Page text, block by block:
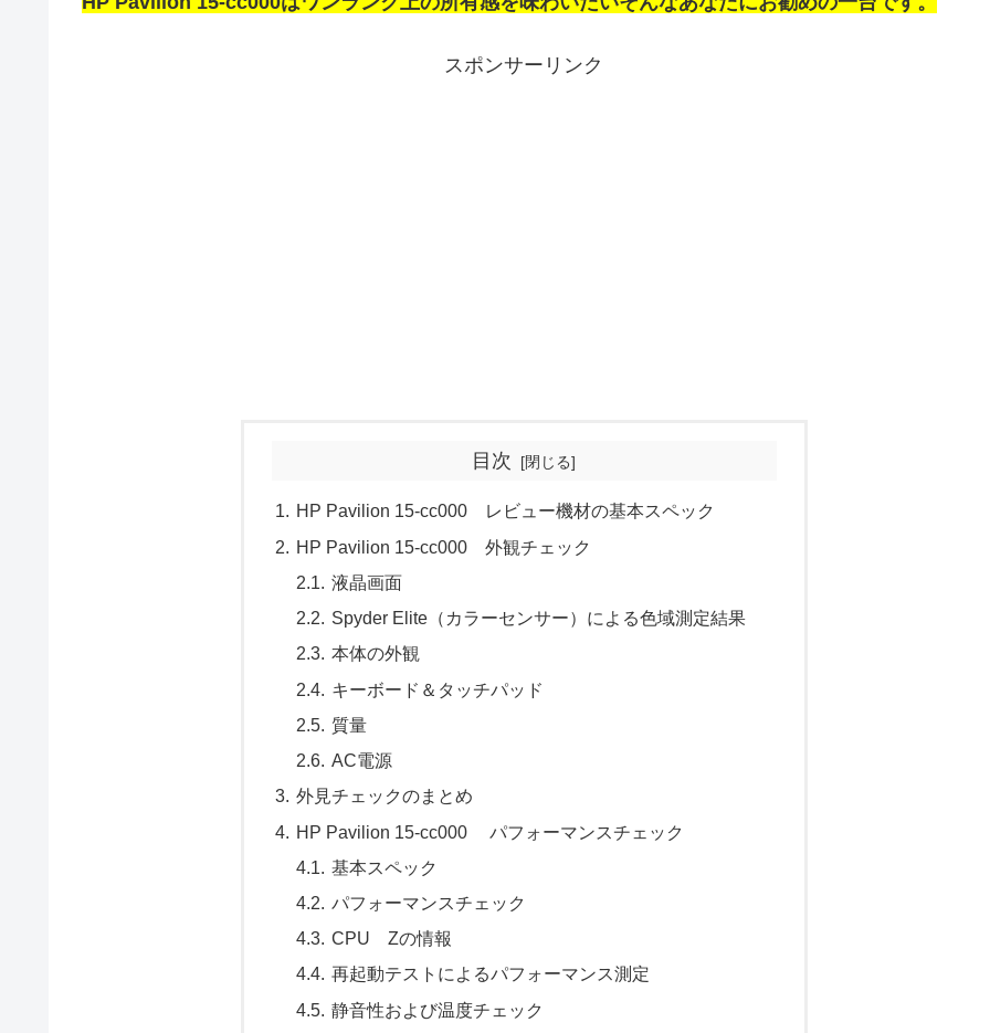
スポンサーリンク
目次
HP Pavilion 15-cc000 レビュー機材の基本スペック
HP Pavilion 15-cc000 外観チェック
液晶画面
Spyder Elite（カラーセンサー）による色域測定結果
本体の外観
キーボード＆タッチパッド
質量
AC電源
外見チェックのまとめ
HP Pavilion 15-cc000 パフォーマンスチェック
基本スペック
パフォーマンスチェック
CPU Zの情報
再起動テストによるパフォーマンス測定
静音性および温度チェック